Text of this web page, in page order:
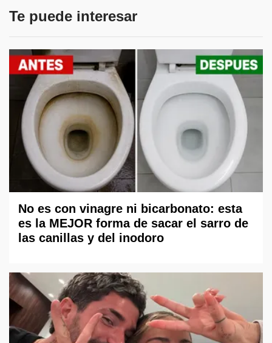
Te puede interesar
No es con vinagre ni bicarbonato: esta
es la MEJOR forma de sacar el sarro de
las canillas y del inodoro